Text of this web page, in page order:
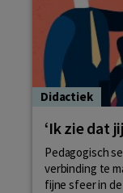
Didactiek
‘Ik zie dat
Pedagogisch
verbinding te
fijne sfeer in de